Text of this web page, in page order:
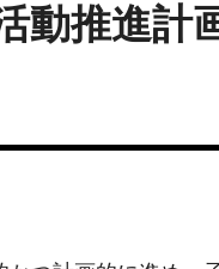
動推進計